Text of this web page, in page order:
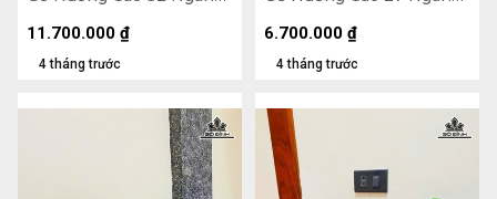
4 tháng trước
11.700.000 ₫
4 tháng trước
6.700.000 ₫